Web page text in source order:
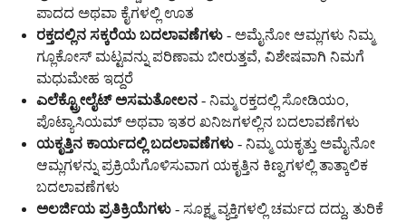
ಪಾದದ ಅಥವಾ ಕೈಗಳಲ್ಲಿ ಊತ
ರಕ್ತದಲ್ಲಿನ ಸಕ್ಕರೆಯ ಬದಲಾವಣೆಗಳು - ಅಮೈನೋ ಆಮ್ಲಗಳು ನಿಮ್ಮ
ಗ್ಲೂಕೋಸ್ ಮಟ್ಟವನ್ನು ಪರಿಣಾಮ ಬೀರುತ್ತವೆ, ವಿಶೇಷವಾಗಿ ನಿಮಗೆ
ಮಧುಮೇಹ ಇದ್ದರೆ
ಎಲೆಕ್ಟ್ರೋಲೈಟ್ ಅಸಮತೋಲನ - ನಿಮ್ಮ ರಕ್ತದಲ್ಲಿ ಸೋಡಿಯಂ,
ಪೊಟ್ಯಾಸಿಯಮ್ ಅಥವಾ ಇತರ ಖನಿಜಗಳಲ್ಲಿನ ಬದಲಾವಣೆಗಳು
ಯಕೃತ್ತಿನ ಕಾರ್ಯದಲ್ಲಿ ಬದಲಾವಣೆಗಳು - ನಿಮ್ಮ ಯಕೃತ್ತು ಅಮೈನೋ
ಆಮ್ಲಗಳನ್ನು ಪ್ರಕ್ರಿಯೆಗೊಳಿಸುವಾಗ ಯಕೃತ್ತಿನ ಕಿಣ್ವಗಳಲ್ಲಿ ತಾತ್ಕಾಲಿಕ
ಬದಲಾವಣೆಗಳು
ಅಲರ್ಜಿಯ ಪ್ರತಿಕ್ರಿಯೆಗಳು - ಸೂಕ್ಷ್ಮ ವ್ಯಕ್ತಿಗಳಲ್ಲಿ ಚರ್ಮದ ದದ್ದು, ತುರಿಕೆ